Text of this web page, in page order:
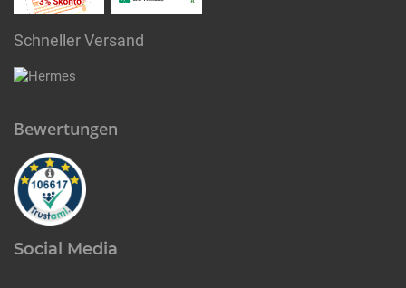
Schneller Versand
Bewertungen
Social Media